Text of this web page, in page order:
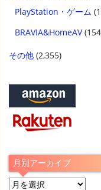
PlayStation・ゲーム
BRAVIA&HomeAV
その他(2,355)
月別アーカイブ
月